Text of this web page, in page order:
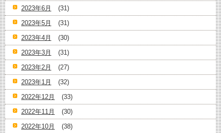
2023年6月
(31)
2023年5月
(31)
2023年4月
(30)
2023年3月
(31)
2023年2月
(27)
2023年1月
(32)
2022年12月
(33)
2022年11月
(30)
2022年10月
(38)